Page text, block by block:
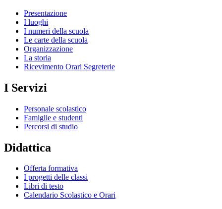
Presentazione
I luoghi
I numeri della scuola
Le carte della scuola
Organizzazione
La storia
Ricevimento Orari Segreterie
I Servizi
Personale scolastico
Famiglie e studenti
Percorsi di studio
Didattica
Offerta formativa
I progetti delle classi
Libri di testo
Calendario Scolastico e Orari